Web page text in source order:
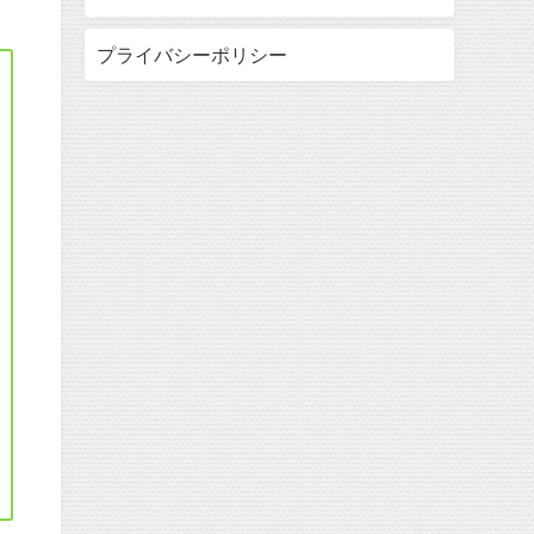
プライバシーポリシー